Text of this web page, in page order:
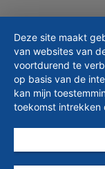
© 2026
Deze site maakt
van websites van
voortdurend te
op basis van de
kan mijn
toekomst intrekken